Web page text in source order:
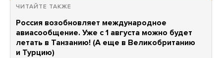
ЧИТАЙТЕ ТАКЖЕ
Россия возобновляет международное
авиасообщение. Уже с 1 августа можно будет
летать в Танзанию! (А еще в Великобританию
и Турцию)